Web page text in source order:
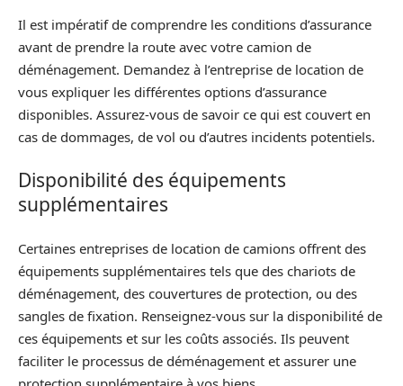
Il est impératif de comprendre les conditions d’assurance
avant de prendre la route avec votre camion de
déménagement. Demandez à l’entreprise de location de
vous expliquer les différentes options d’assurance
disponibles. Assurez-vous de savoir ce qui est couvert en
cas de dommages, de vol ou d’autres incidents potentiels.
Disponibilité des équipements
supplémentaires
Certaines entreprises de location de camions offrent des
équipements supplémentaires tels que des chariots de
déménagement, des couvertures de protection, ou des
sangles de fixation. Renseignez-vous sur la disponibilité de
ces équipements et sur les coûts associés. Ils peuvent
faciliter le processus de déménagement et assurer une